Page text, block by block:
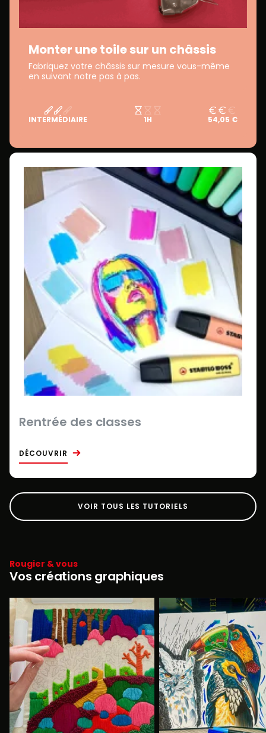
Monter une toile sur un châssis
Fabriquez votre châssis sur mesure vous-même
en suivant notre pas à pas.
INTERMÉDIAIRE 1H 54,05 €
Rentrée des classes
DÉCOUVRIR
VOIR TOUS LES TUTORIELS
Rougier & vous
Vos créations graphiques